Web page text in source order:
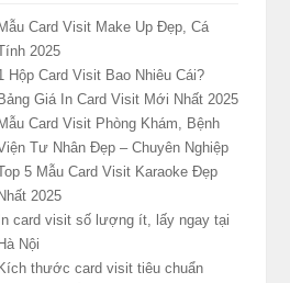
Mẫu Card Visit Make Up Đẹp, Cá
2025
Hộp Card Visit Bao Nhiêu Cái?
Bảng Giá In Card Visit Mới Nhất 2025
Mẫu Card Visit Phòng Khám, Bệnh
Tư Nhân Đẹp – Chuyên Nghiệp
5 Mẫu Card Visit Karaoke Đẹp
Nhất 2025
In card visit số lượng ít, lấy ngay tại
Hà Nội
Kích thước card visit tiêu chuẩn